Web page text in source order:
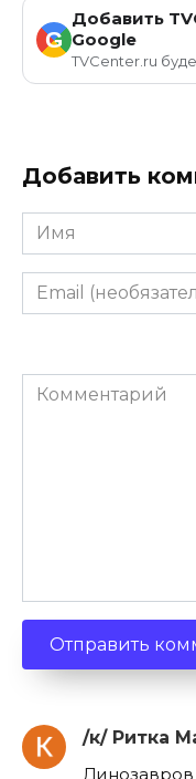
G
Добавить
Google
TVCenter.ru
Добавить
Имя
Email
(необязательно)
Комментарий
/к/ Ритка
Динозавров